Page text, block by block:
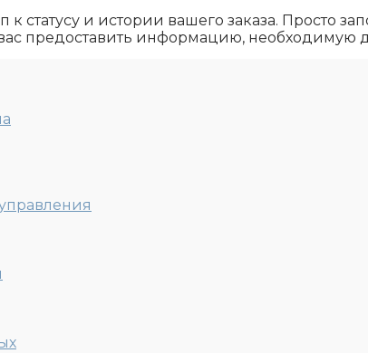
к статусу и истории вашего заказа. Просто
предоставить информацию, необходимую